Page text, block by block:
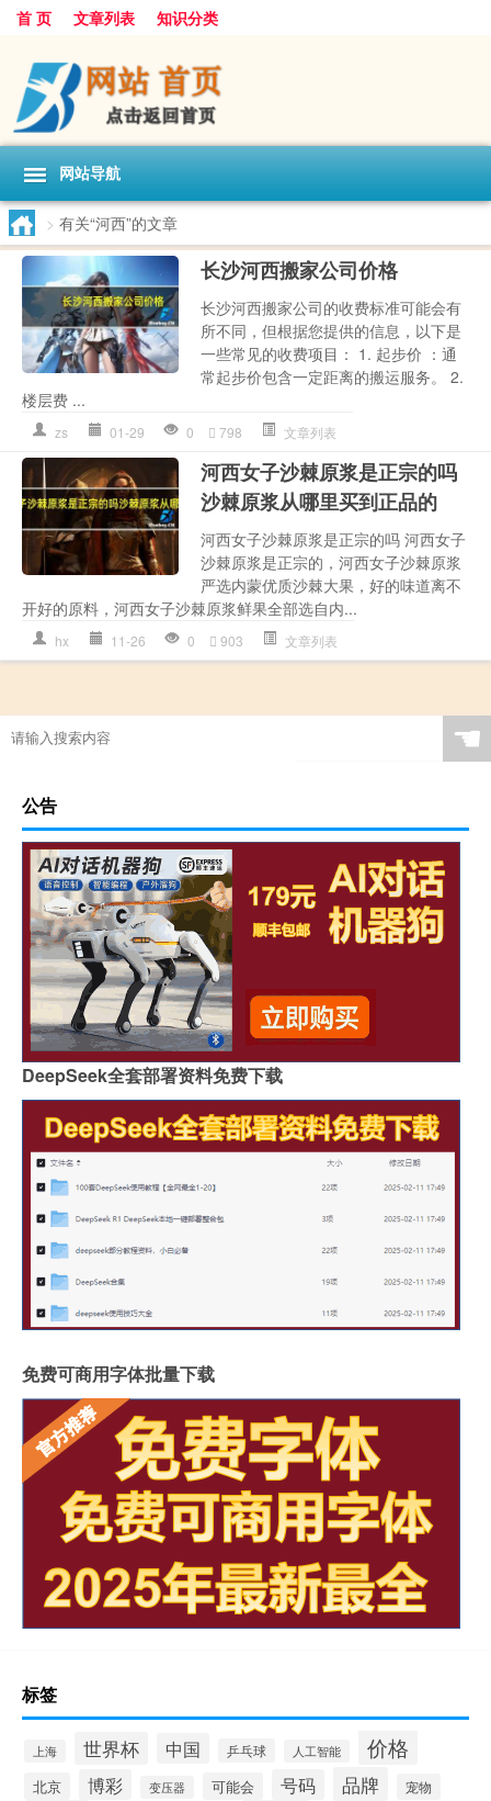
首 页 文章列表 知识分类
网站导航
> 有关“河西”的文章
长沙河西搬家公司价格
长沙河西搬家公司的收费标准可能会有
所不同，但根据您提供的信息，以下是
一些常见的收费项目： 1. 起步价 ：通
常起步价包含一定距离的搬运服务。 2.
楼层费 ...
zs 01-29 0 798 文章列表
河西女子沙棘原浆是正宗的吗
沙棘原浆从哪里买到正品的
河西女子沙棘原浆是正宗的吗 河西女子
沙棘原浆是正宗的，河西女子沙棘原浆
严选内蒙优质沙棘大果，好的味道离不
开好的原料，河西女子沙棘原浆鲜果全部选自内...
hx 11-26 0 903 文章列表
☚
公告
DeepSeek全套部署资料免费下载
免费可商用字体批量下载
标签
上海 世界杯 中国 乒乓球 人工智能 价格
北京 博彩 变压器 可能会 号码 品牌 宠物